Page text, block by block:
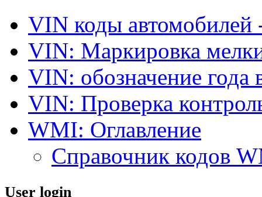
VIN коды автомобилей
VIN: Маркировка
VIN: обозначение года
VIN: Проверка
WMI: Оглавление
Справочник кодов
User login